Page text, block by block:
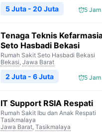
5
5 Juta - 20 Juta
Tenaga Teknis
Seto Hasbadi Bekasi
Rumah Sakit Seto Hasbadi Bekasi
Bekasi, Jawa Barat
5
2 Juta - 6 Juta
IT Support RSIA Respati
Rumah Sakit Ibu dan Anak Respati
Tasikmalaya
Jawa Barat, Tasikmalaya